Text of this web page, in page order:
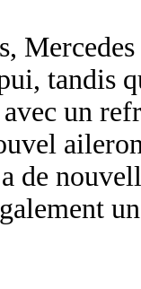
tandis
avec un
de